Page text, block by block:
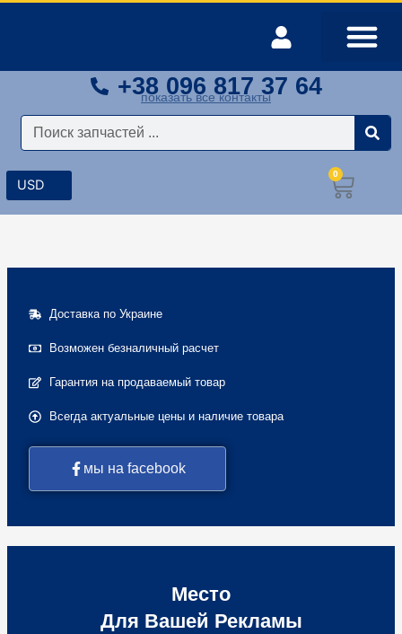
+38 096 817 37 64
показать все контакты
Поиск
0
Доставка по Украине
Возможен безналичный расчет
Гарантия на продаваемый товар
Всегда актуальные цены и наличие товара
мы на facebook
Место
Для Вашей Рекламы